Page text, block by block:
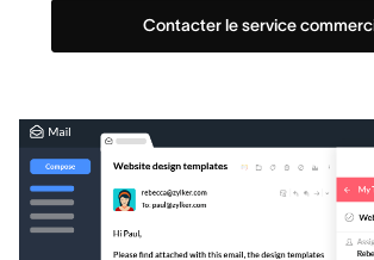
Contacter le service